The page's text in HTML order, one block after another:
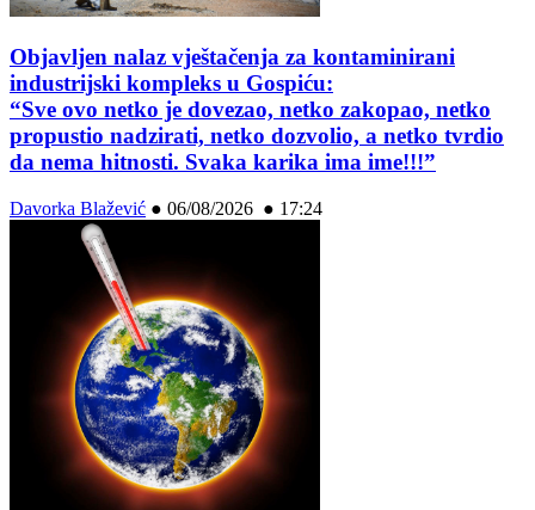
Objavljen nalaz vještačenja za kontaminirani
industrijski kompleks u Gospiću:
“Sve ovo netko je dovezao, netko zakopao, netko
propustio nadzirati, netko dozvolio, a netko tvrdio
da nema hitnosti. Svaka karika ima ime!!!”
Davorka Blažević ● 06/08/2026 ● 17:24